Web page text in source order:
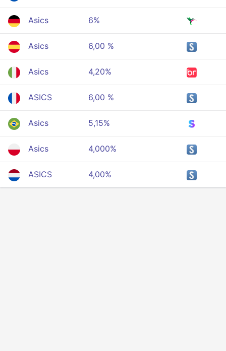
Asics 6%
Asics 6,00 %
Asics 4,20%
ASICS 6,00 %
Asics 5,15%
Asics 4,000%
ASICS 4,00%